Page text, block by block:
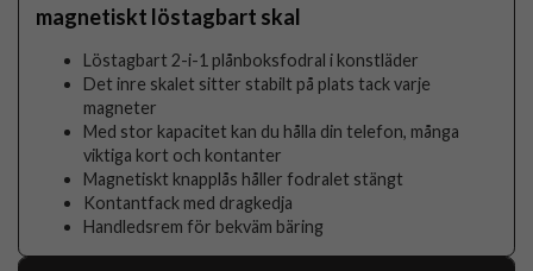
magnetiskt löstagbart skal
Löstagbart 2-i-1 plånboksfodral i konstläder
Det inre skalet sitter stabilt på plats tack varje
magneter
Med stor kapacitet kan du hålla din telefon, många
viktiga kort och kontanter
Magnetiskt knapplås håller fodralet stängt
Kontantfack med dragkedja
Handledsrem för bekväm bäring